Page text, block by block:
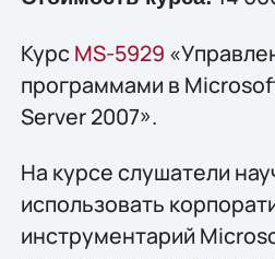
КурсMS-5929
программами в
Server 2007».
На курсе слушатели
использовать
инструментарий